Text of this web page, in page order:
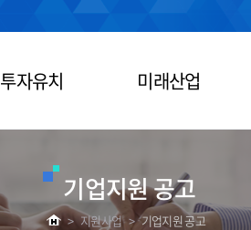
투자유치 미래산업
기업지원 공고
> 지원사업 > 기업지원 공고